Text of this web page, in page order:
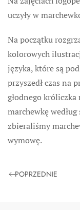
uczyły w
Na początku
kolorowych
języka, które są
przyszedł czas na
głodnego
marchewkę
zbieraliśmy
wymowę.
POPRZEDNIE